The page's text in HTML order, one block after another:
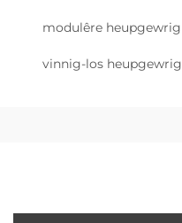
modulêre heupgewrig
vinnig-los heupgewrig